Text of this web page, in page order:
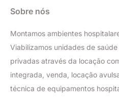
Sobre nós
Montamos ambientes
Viabilizamos unidades de
privadas através da locação
integrada, venda, locação
técnica de equipamentos